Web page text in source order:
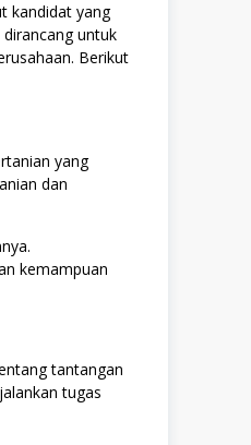
kandidat yang
untuk
Berikut
yang
dan
kemampuan
tantangan
tugas